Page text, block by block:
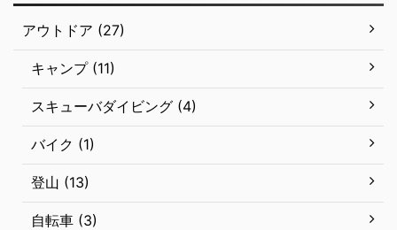
アウトドア (27)
キャンプ (11)
スキューバダイビング (4)
バイク (1)
登山 (13)
自転車 (3)